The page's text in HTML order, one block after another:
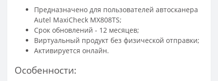
Предназначено для пользователей автосканера
Autel MaxiCheck MX808TS;
Срок обновлений - 12 месяцев;
Виртуальный продукт без физической отправки;
Активируется онлайн.
Особенности: